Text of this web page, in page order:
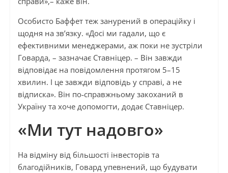
Особисто Баффет теж занурений в операційку і
щодня на зв’язку. «Досі ми гадали, що є
ефективними менеджерами, аж поки не зустріли
Говарда, – зазначає Ставніцер. – Він завжди
відповідає на повідомлення протягом 5–15
хвилин. І це завжди відповідь у справі, а не
відписка». Він по‑справжньому закоханий в
Україну та хоче допомогти, додає Ставніцер.
«Ми тут надовго»
На відміну від більшості інвесторів та
благодійників, Говард упевнений, що будувати